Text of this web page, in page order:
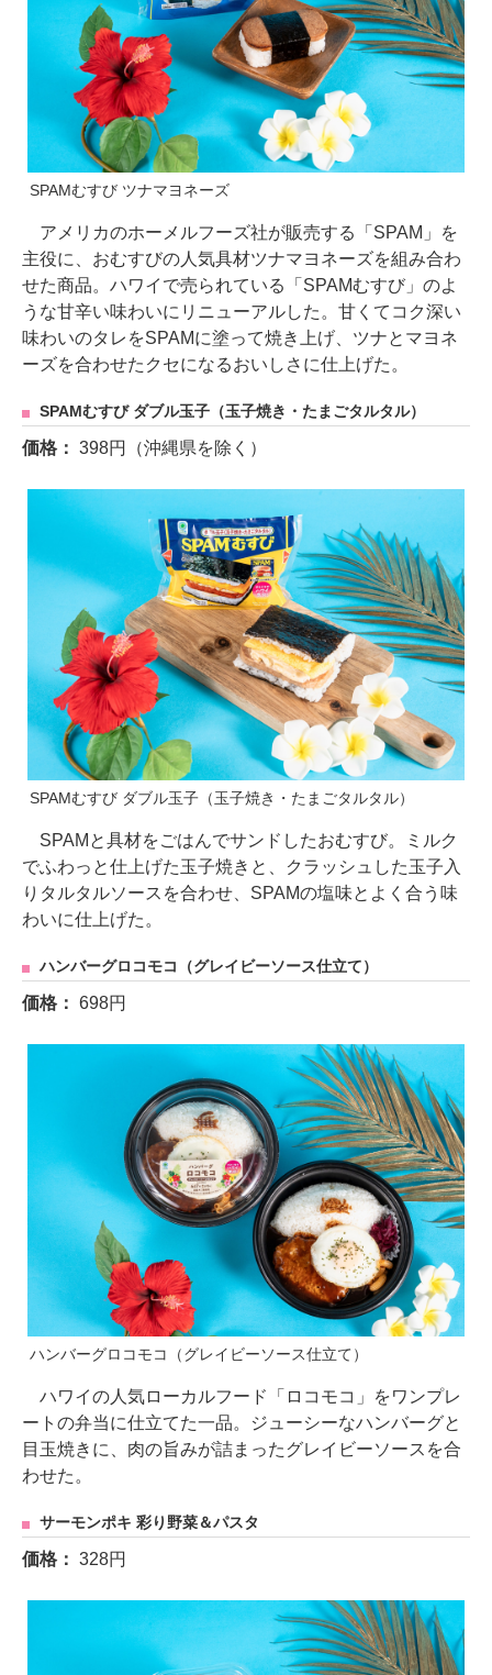
SPAMむすび ツナマヨネーズ
アメリカのホーメルフーズ社が販売する「SPAM」を
主役に、おむすびの人気具材ツナマヨネーズを組み合わ
せた商品。ハワイで売られている「SPAMむすび」のよ
うな甘辛い味わいにリニューアルした。甘くてコク深い
味わいのタレをSPAMに塗って焼き上げ、ツナとマヨネ
ーズを合わせたクセになるおいしさに仕上げた。
SPAMむすび ダブル玉子（玉子焼き・たまごタルタル）
価格： 398円（沖縄県を除く）
SPAMむすび ダブル玉子（玉子焼き・たまごタルタル）
SPAMと具材をごはんでサンドしたおむすび。ミルク
でふわっと仕上げた玉子焼きと、クラッシュした玉子入
りタルタルソースを合わせ、SPAMの塩味とよく合う味
わいに仕上げた。
ハンバーグロコモコ（グレイビーソース仕立て）
価格： 698円
ハンバーグロコモコ（グレイビーソース仕立て）
ハワイの人気ローカルフード「ロコモコ」をワンプレ
ートの弁当に仕立てた一品。ジューシーなハンバーグと
目玉焼きに、肉の旨みが詰まったグレイビーソースを合
わせた。
サーモンポキ 彩り野菜＆パスタ
価格： 328円